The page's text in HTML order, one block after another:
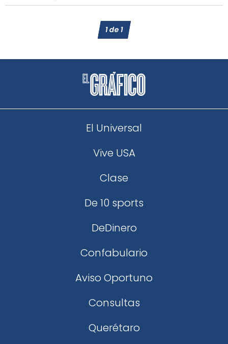
1de1
El Universal
Vive USA
Clase
De 10 sports
DeDinero
Confabulario
Aviso Oportuno
Consultas
Querétaro